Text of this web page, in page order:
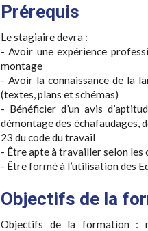
Prérequis
Le stagiaire devra :
- Avoir une expérience
montage
- Avoir la connaissance de la
(textes, plans et schémas)
- Bénéficier d’un avis
démontage des échafaudages,
23 du code du travail
- Être apte à travailler selon
- Être formé à l’utilisation des
Objectifs de la
Objectifs de la formation :